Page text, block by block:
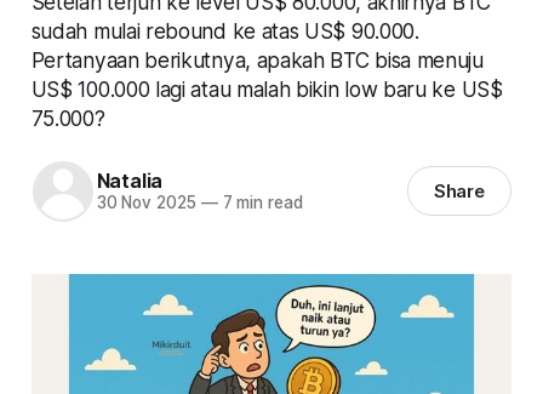
sudah mulai rebound ke atas US$ 90.000.
Pertanyaan berikutnya, apakah BTC bisa menuju
US$ 100.000 lagi atau malah bikin low baru ke US$
75.000?
Natalia
30 Nov 2025 —7 min read Share